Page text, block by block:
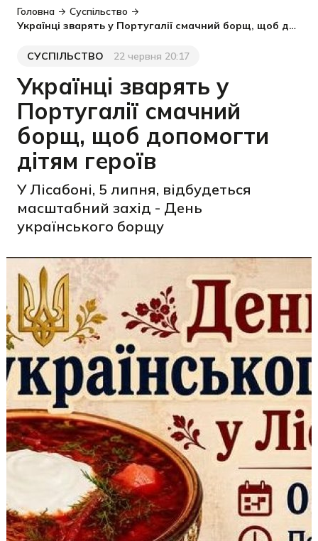
Головна
Суспільство
Українці зварять у Португалії смачний борщ, щоб допомогти дітям героїв
Категорія
СУСПІЛЬСТВО
Дата публікації22 червня 20:17
Українці зварять у
Португалії смачний
борщ, щоб допомогти
дітям героїв
У Лісабоні, 5 липня, відбудеться
масштабний захід - День
українського борщу